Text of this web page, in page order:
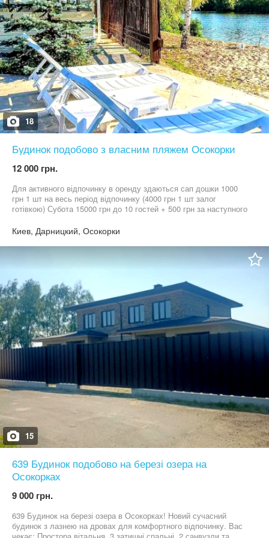
18
Будинок подобово з власним пляжем Осокорки
12 000 грн.
Для активного відпочинку в оренду здаються сап дошки 1000
грн 1 шт на весь період відпочинку (4000 грн 1 шт залог
готівкою) Субота 15000 грн до 10 гостей + 500 грн за наступного
гостя Будні- 12000 грн за добу до 10 гостей . Наступний гость
500 грн 460 Дім зі своїм пляжем та лазнею. 4000 грн – страхова
сума (повертається при виїзді). Розташований у місті Київ,
Осокорки. 3 спальні, приймаємо до 20 гостей. Будинок на березі
години-3000 грн), камінний зал (оснащений дровами
безкоштовно, безліміт), велика простора альтанка з мангальною
зоною, свій пляж, пірси, можна порибалити, жодних сторонніх
людей!
Киев, Дарницкий, Осокорки
15
639 Будинок подобово на березі озера на
Осокорках
9 000 грн.
639 Будинок на березі озера в Осокорках! Новий сучасний
будинок з лазнею на дровах для комфортного відпочинку. Вас